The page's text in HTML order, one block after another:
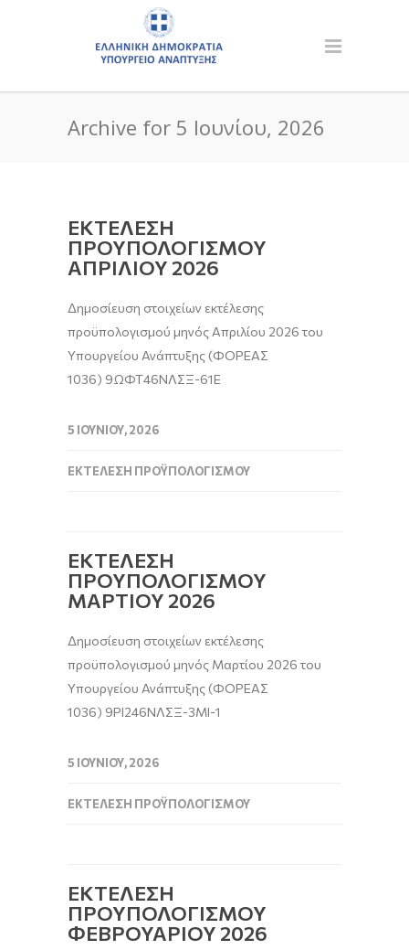
Archive for 5 Ιουνίου, 2026
ΕΚΤΕΛΕΣΗ
ΠΡΟΥΠΟΛΟΓΙΣΜΟΥ
ΑΠΡΙΛΙΟΥ 2026
Δημοσίευση στοιχείων εκτέλεσης
προϋπολογισμού μηνός Απριλίου 2026 του
Υπουργείου Ανάπτυξης (ΦΟΡΕΑΣ
1036) 9ΩΦΤ46ΝΛΣΞ-61Ε
5 ΙΟΥΝΊΟΥ, 2026
ΕΚΤΈΛΕΣΗ ΠΡΟΫΠΟΛΟΓΙΣΜΟΎ
ΕΚΤΕΛΕΣΗ
ΠΡΟΥΠΟΛΟΓΙΣΜΟΥ
ΜΑΡΤΙΟΥ 2026
Δημοσίευση στοιχείων εκτέλεσης
προϋπολογισμού μηνός Μαρτίου 2026 του
Υπουργείου Ανάπτυξης (ΦΟΡΕΑΣ
1036) 9ΡΙ246ΝΛΣΞ-3ΜΙ-1
5 ΙΟΥΝΊΟΥ, 2026
ΕΚΤΈΛΕΣΗ ΠΡΟΫΠΟΛΟΓΙΣΜΟΎ
ΕΚΤΕΛΕΣΗ
ΠΡΟΥΠΟΛΟΓΙΣΜΟΥ
ΦΕΒΡΟΥΑΡΙΟΥ 2026